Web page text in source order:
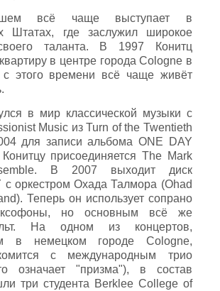
всё чаще выступает в
Штатах, где заслужил широкое
таланта. В 1997 Конитц
в центре города Cologne в
этого времени всё чаще живёт
в мир классической музыки с
Music из Turn of the Twentieth
для записи альбома ONE DAY
присоединяется The Mark
В 2007 выходит диск
c оркестром Охада Талмора (Ohad
Теперь он использует сопрано
но основным всё же
На одном из концертов,
в немецком городе Cologne,
с международным трио
означает "призма"), в состав
три студента Berklee College of